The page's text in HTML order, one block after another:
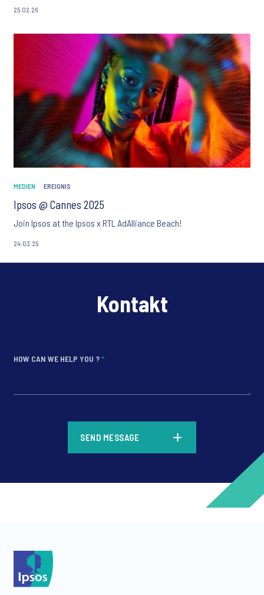
25.02.26
MEDIEN EREIGNIS
Ipsos @ Cannes 2025
Join Ipsos at the Ipsos x RTL AdAlliance Beach!
24.03.25
Kontakt
HOW CAN WE HELP YOU ?*
SEND MESSAGE